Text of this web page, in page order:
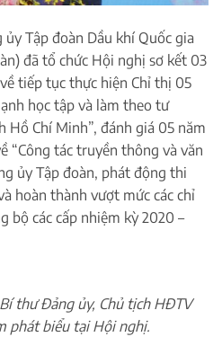
Tập đoàn Dầu khí Quốc gia
đã tổ chức Hội nghị sơ kết 03
tiếp tục thực hiện Chỉ thị 05
học tập và làm theo tư
Hồ Chí Minh”, đánh giá 05 năm
“Công tác truyền thông và văn
ủy Tập đoàn, phát động thi
hoàn thành vượt mức các chỉ
bộ các cấp nhiệm kỳ 2020 –
thư Đảng ủy, Chủ tịch HĐTV
phát biểu tại Hội nghị.